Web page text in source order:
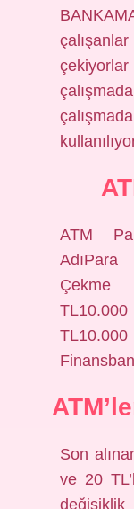
ATM
Çekme
Son
ve 20